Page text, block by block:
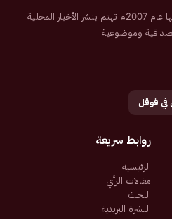
صحيفة إلكترونية سعودية تم تأسيسها عام 2007م تهتم بنشر الأخبار المحلية
وموضوعية
قوقل
روابط سريعة
الرئيسية
مقالات الرأي
البحث
النشرة البريدية